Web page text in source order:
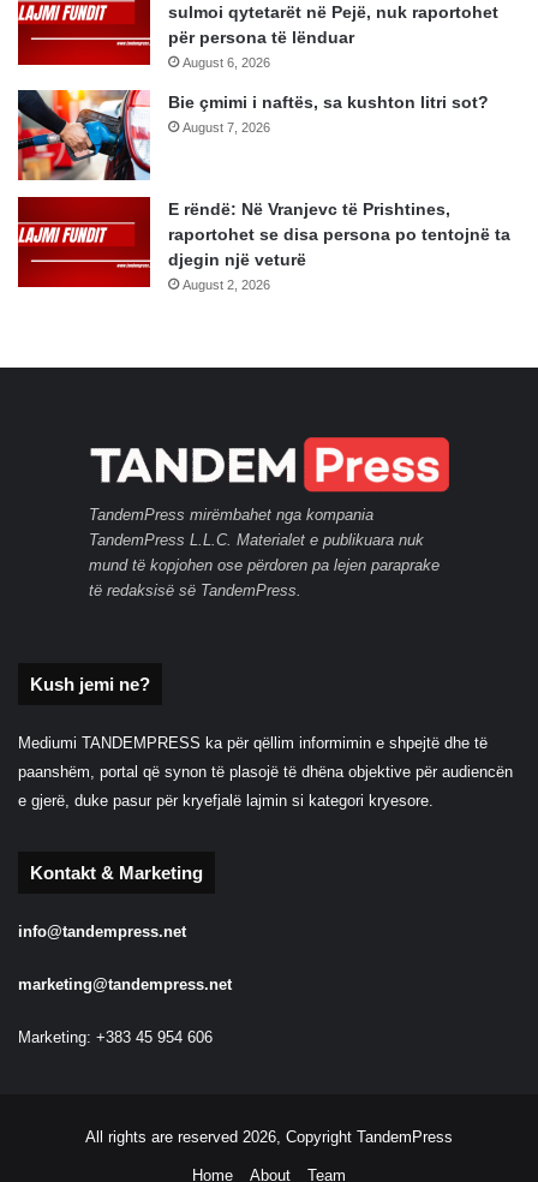
sulmoi qytetarët në Pejë, nuk raportohet
për persona të lënduar
August 6, 2026
Bie çmimi i naftës, sa kushton litri sot?
August 7, 2026
E rëndë: Në Vranjevc të Prishtines,
raportohet se disa persona po tentojnë ta
djegin një veturë
August 2, 2026
TandemPress mirëmbahet nga kompania
TandemPress L.L.C. Materialet e publikuara nuk
mund të kopjohen ose përdoren pa lejen paraprake
të redaksisë së TandemPress.
Kush jemi ne?
Mediumi TANDEMPRESS ka për qëllim informimin e shpejtë dhe të
paanshëm, portal që synon të plasojë të dhëna objektive për audiencën
e gjerë, duke pasur për kryefjalë lajmin si kategori kryesore.
Kontakt & Marketing
info@tandempress.net
marketing@tandempress.net
Marketing: +383 45 954 606
All rights are reserved 2026, Copyright TandemPress
Home About Team